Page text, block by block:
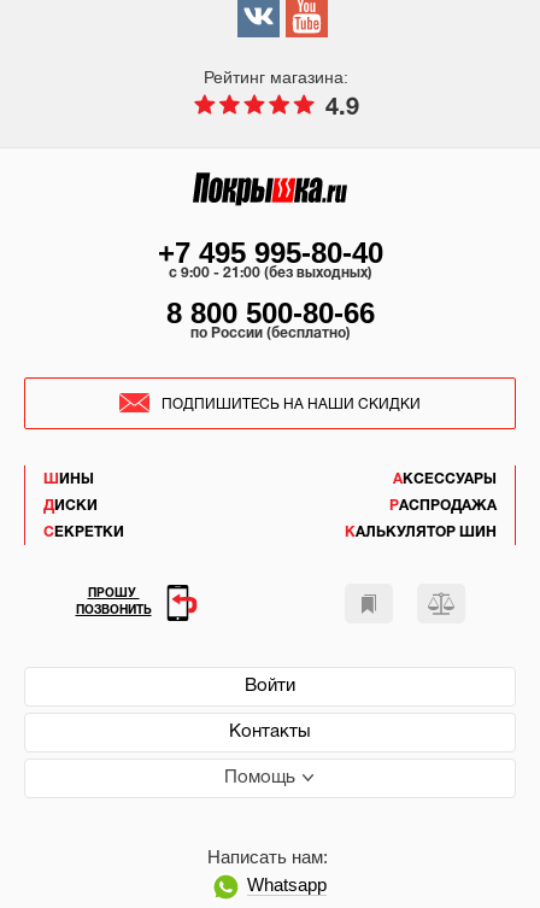
Рейтинг магазина:
4.9
ШИНЫ
ДИСКИ
СЕКРЕТКИ
АКСЕССУАРЫ
РАСПРОДАЖА
КАЛЬКУЛЯТОР ШИН
Войти
Контакты
Помощь
Написать нам:
Whatsapp
+7 495 995-80-40
c 9:00 - 21:00 (без выходных)
8 800 500-80-66
по России (бесплатно)
ПОДПИШИТЕСЬ НА НАШИ СКИДКИ
ПРОШУ
ПОЗВОНИТЬ